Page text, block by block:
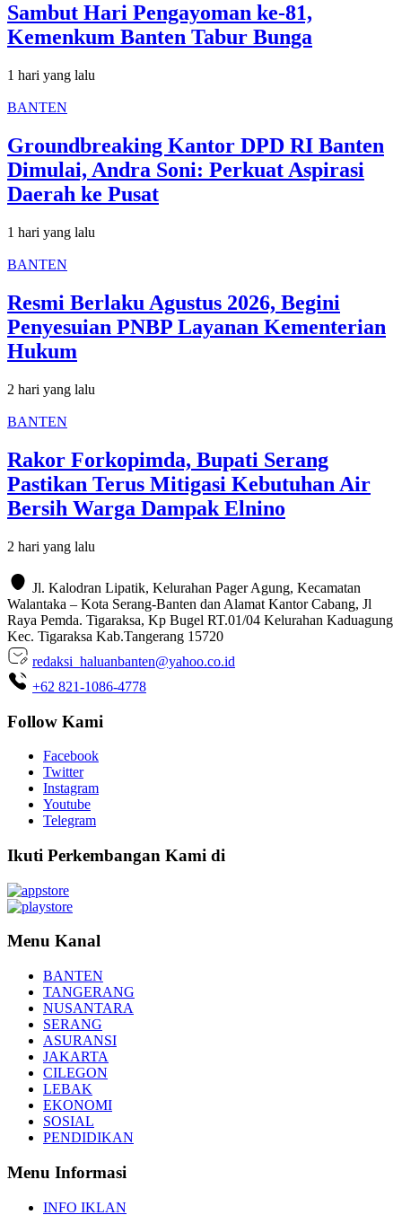
Sambut Hari Pengayoman ke-81,
Kemenkum Banten Tabur Bunga
1 hari yang lalu
BANTEN
Groundbreaking Kantor DPD RI Banten
Dimulai, Andra Soni: Perkuat Aspirasi
Daerah ke Pusat
1 hari yang lalu
BANTEN
Resmi Berlaku Agustus 2026, Begini
Penyesuian PNBP Layanan Kementerian
Hukum
2 hari yang lalu
BANTEN
Rakor Forkopimda, Bupati Serang
Pastikan Terus Mitigasi Kebutuhan Air
Bersih Warga Dampak Elnino
2 hari yang lalu
Jl. Kalodran Lipatik, Kelurahan Pager Agung, Kecamatan
Walantaka – Kota Serang-Banten dan Alamat Kantor Cabang, Jl
Raya Pemda. Tigaraksa, Kp Bugel RT.01/04 Kelurahan Kaduagung
Kec. Tigaraksa Kab.Tangerang 15720
redaksi_haluanbanten@yahoo.co.id
+62 821-1086-4778
Follow Kami
Facebook
Twitter
Instagram
Youtube
Telegram
Ikuti Perkembangan Kami di
Menu Kanal
BANTEN
TANGERANG
NUSANTARA
SERANG
ASURANSI
JAKARTA
CILEGON
LEBAK
EKONOMI
SOSIAL
PENDIDIKAN
Menu Informasi
INFO IKLAN